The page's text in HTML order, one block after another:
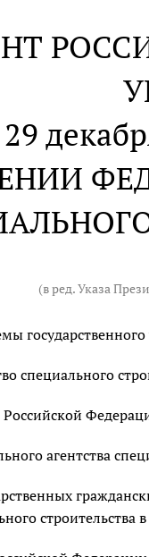
(в ред. Указа
специального
агентства
строительства